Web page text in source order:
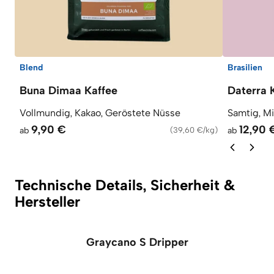
Blend
Buna Dimaa Kaffee
Vollmundig, Kakao, Geröstete Nüsse
ab 9,90 € (39,60 €/kg)
Brasilien
Daterra
Samtig,
ab 12,90
Technische Details, Sicherheit &
Hersteller
Graycano S Dripper